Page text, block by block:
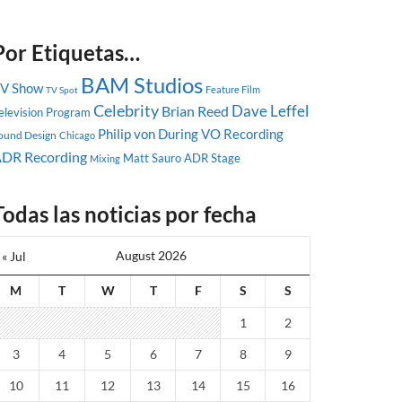
Etiquetas…
Show TV Spot BAM Studios Feature Film
Program Celebrity Brian Reed Dave Leffel
Design Chicago Philip von DuringVO Recording
Recording Mixing Matt SauroADR Stage
las noticias por fecha
August 2026
M T W T F S S
« Jul
1 2
3 4 5 6 7 8 9
10 11 12 13 14 15 16